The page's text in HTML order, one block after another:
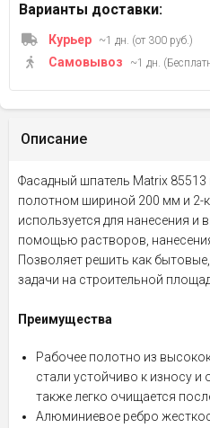
Варианты доставки:
Курьер ~1 дн. (от 300 руб.)
Самовывоз ~1 дн.
Описание
Фасадный шпатель Matrix
полотном шириной 200 мм и 2-
используется для нанесения и
помощью растворов,
Позволяет решить как
задачи на строительной
Преимущества
Рабочее полотно из
стали устойчиво к износу
также легко очищается
Алюминиевое ребро